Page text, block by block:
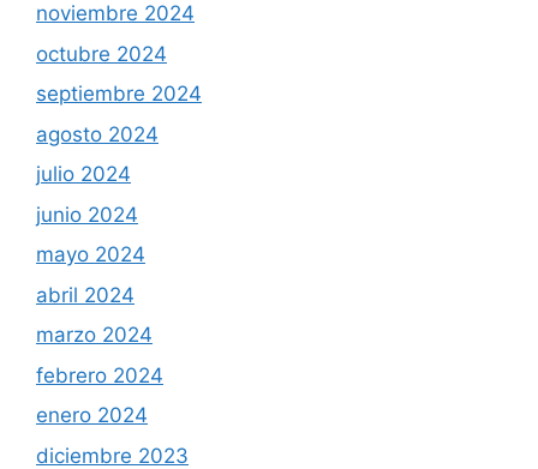
noviembre 2024
octubre 2024
septiembre 2024
agosto 2024
julio 2024
junio 2024
mayo 2024
abril 2024
marzo 2024
febrero 2024
enero 2024
diciembre 2023